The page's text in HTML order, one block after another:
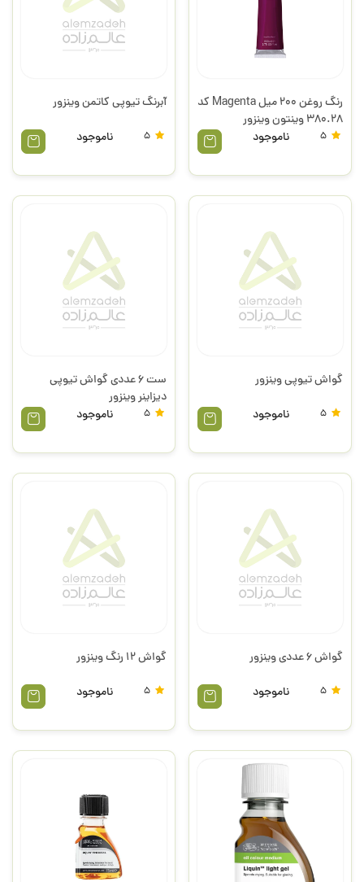
رنگ روغن 200 میل Magenta کد
380.28 وینتون وینزور
ناموجود
آبرنگ تیوپی کاتمن وینزور
ناموجود
گواش تیوپی وینزور
ناموجود
ست 6 عددی گواش تیوپی
دیزاینر وینزور
ناموجود
گواش 6 عددی وینزور
ناموجود
گواش 12 رنگ وینزور
ناموجود